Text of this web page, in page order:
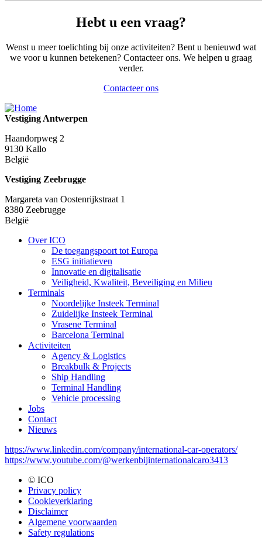
Hebt u een vraag?
Wenst u meer toelichting bij onze activiteiten? Bent u benieuwd wat
we voor u kunnen betekenen? Contacteer ons. We helpen u graag
verder.
Contacteer ons
Vestiging Antwerpen
Haandorpweg 2
9130 Kallo
België
Vestiging Zeebrugge
Margareta van Oostenrijkstraat 1
8380 Zeebrugge
België
Menu:
Footer
Over ICO
De toegangspoort tot Europa
ESG initiatieven
Innovatie en digitalisatie
Veiligheid, Kwaliteit, Beveiliging en Milieu
Terminals
Noordelijke Insteek Terminal
Zuidelijke Insteek Terminal
Vrasene Terminal
Barcelona Terminal
Activiteiten
Agency & Logistics
Breakbulk & Projects
Ship Handling
Terminal Handling
Vehicle processing
Jobs
Contact
Nieuws
https://www.linkedin.com/company/international-car-operators/
https://www.youtube.com/@werkenbijinternationalcaro3413
Menu:
Bottom
© ICO
Privacy policy
Cookieverklaring
Disclaimer
Algemene voorwaarden
Safety regulations